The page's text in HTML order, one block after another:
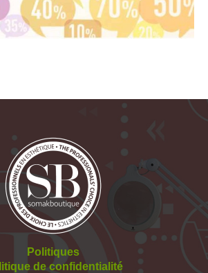
Politiques
de confidentialité